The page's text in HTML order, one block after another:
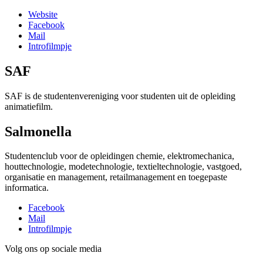
Website
Facebook
Mail
Introfilmpje
SAF
SAF is de studentenvereniging voor studenten uit de opleiding
animatiefilm.
Salmonella
Studentenclub voor de opleidingen chemie, elektromechanica,
houttechnologie, modetechnologie, textieltechnologie, vastgoed,
organisatie en management, retailmanagement en toegepaste
informatica.
Facebook
Mail
Introfilmpje
Volg ons op sociale media